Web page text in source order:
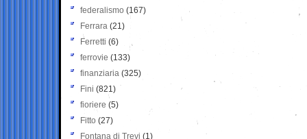
federalismo (167)
Ferrara (21)
Ferretti (6)
ferrovie (133)
finanziaria (325)
Fini (821)
fioriere (5)
Fitto (27)
Fontana di Trevi (1)